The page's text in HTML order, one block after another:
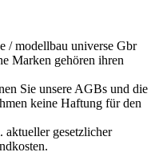
/ modellbau universe Gbr
Marken gehören ihren
Sie unsere AGBs und die
keine Haftung für den
aktueller gesetzlicher